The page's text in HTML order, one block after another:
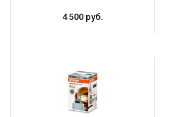
4 500 руб.